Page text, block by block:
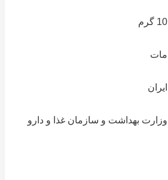
10 گرم
مات
ایران
وزارت بهداشت و سازمان غذا و دارو